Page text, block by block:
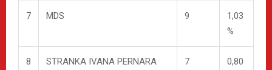
7 MDS 9
1,03
%
8 STRANKA IVANA PERNARA 7
0,80